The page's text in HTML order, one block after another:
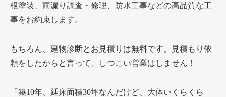
根塗装、雨漏り調査・修理、防水工事などの高品質な工
事をお約束します。
もちろん、建物診断とお見積りは無料です。見積もり依
頼をしたからと言って、しつこい営業はしません！
「築10年、延床面積30坪なんだけど、大体いくらくら